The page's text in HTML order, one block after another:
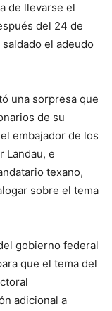
de llevarse el
del 24 de
el adeudo
una sorpresa que
de su
embajador de los
Landau, e
texano,
sobre el tema
gobierno federal
que el tema del
adicional a